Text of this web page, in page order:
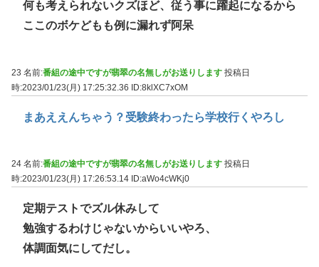
何も考えられないクズほど、従う事に躍起になるから
ここのボケどもも例に漏れず阿呆
23 名前:番組の途中ですが翡翠の名無しがお送りします 投稿日
時:2023/01/23(月) 17:25:32.36 ID:8klXC7xOM
まあええんちゃう？受験終わったら学校行くやろし
24 名前:番組の途中ですが翡翠の名無しがお送りします 投稿日
時:2023/01/23(月) 17:26:53.14 ID:aWo4cWKj0
定期テストでズル休みして
勉強するわけじゃないからいいやろ、
体調面気にしてだし。